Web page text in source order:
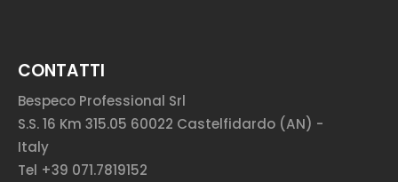
CONTATTI
Bespeco Professional Srl
S.S. 16 Km 315.05 60022 Castelfidardo (AN) -
Italy
Tel +39 071.7819152